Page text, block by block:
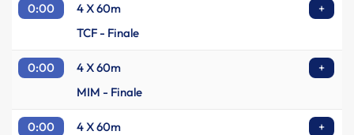
0:00 4 X 60m
+
TCF - Finale
0:00 4 X 60m
+
MIM - Finale
0:00 4 X 60m
+